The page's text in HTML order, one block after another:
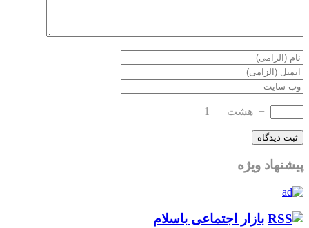
− هشت =
1
پیشنهاد ویژه
بازار اجتماعی باسلام